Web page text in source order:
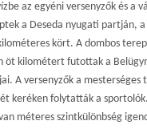
az egyéni versenyzők és a
a Deseda nyugati
kört. A dombos
öt kilométert futottak a
A versenyzők a
keréken folytatták a
méteres szintkülönbség